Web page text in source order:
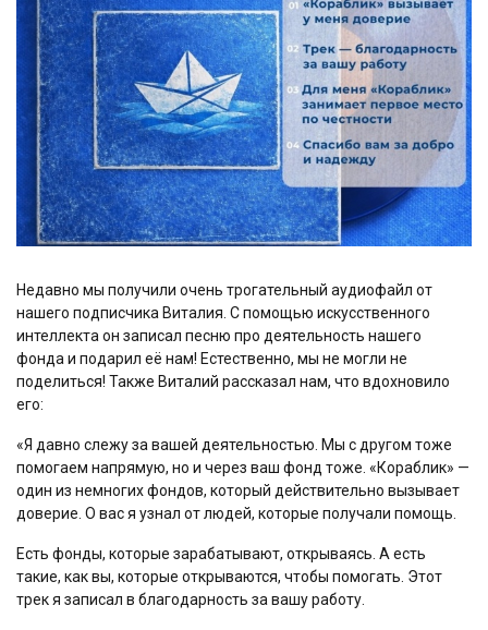
Недавно мы получили очень трогательный аудиофайл от
нашего подписчика Виталия. С помощью искусственного
интеллекта он записал песню про деятельность нашего
фонда и подарил её нам! Естественно, мы не могли не
поделиться! Также Виталий рассказал нам, что вдохновило
его:
«Я давно слежу за вашей деятельностью. Мы с другом тоже
помогаем напрямую, но и через ваш фонд тоже. «Кораблик» —
один из немногих фондов, который действительно вызывает
доверие. О вас я узнал от людей, которые получали помощь.
Есть фонды, которые зарабатывают, открываясь. А есть
такие, как вы, которые открываются, чтобы помогать. Этот
трек я записал в благодарность за вашу работу.